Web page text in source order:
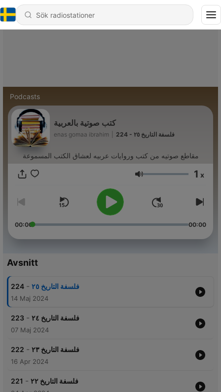
Podcasts
كتب صوتية بالعربية
enas gomaa ibrahim 224 - فلسفة التاريخ ٢٥
مقاطع صوتيه من كتب وروايات عربيه لعشاق الكتب المسموعة
Volym 1 x
00:00 00:00
Avsnitt
224 - فلسفة التاريخ ٢٥
14 Maj 2024
223 - فلسفة التاريخ ٢٤
07 Maj 2024
222 - فلسفة التاريخ ٢٣
16 Apr 2024
221 - فلسفة التاريخ ٢٢